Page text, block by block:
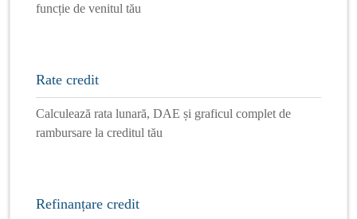
funcție de venitul tău
Rate credit
Calculează rata lunară, DAE și graficul complet de
rambursare la creditul tău
Refinanțare credit